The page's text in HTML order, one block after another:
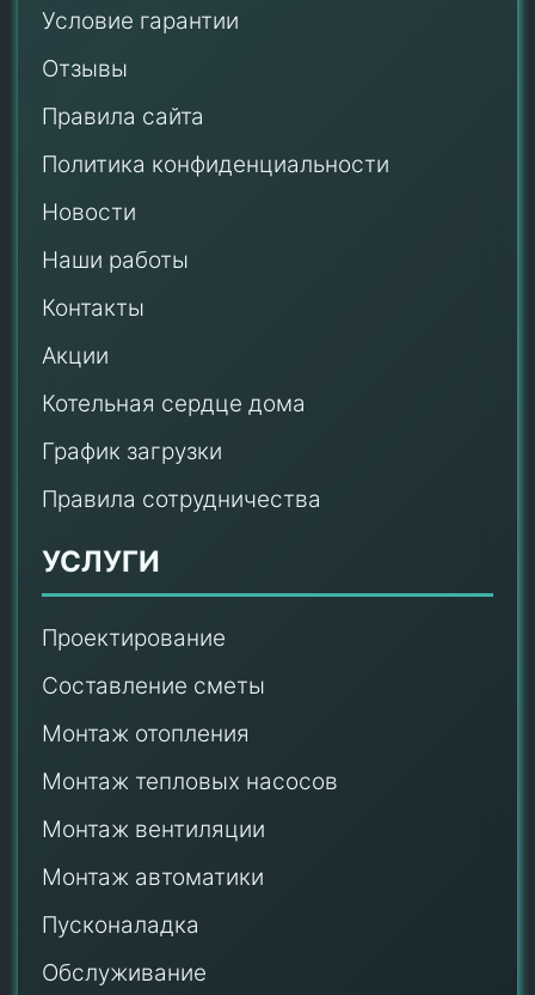
Условие гарантии
Отзывы
Правила сайта
Политика конфиденциальности
Новости
Наши работы
Контакты
Акции
Котельная сердце дома
График загрузки
Правила сотрудничества
УСЛУГИ
Проектирование
Составление сметы
Монтаж отопления
Монтаж тепловых насосов
Монтаж вентиляции
Монтаж автоматики
Пусконаладка
Обслуживание